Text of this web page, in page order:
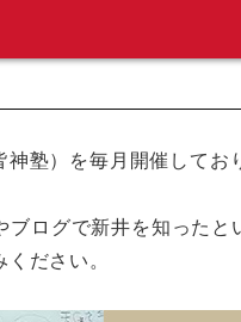
神塾）を毎月開催してお
ログで新井を知ったと
ださい。